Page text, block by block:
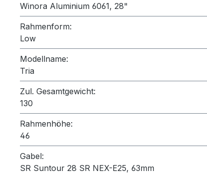
Winora Aluminium 6061, 28"
Rahmenform:
Low
Modellname:
Tria
Zul. Gesamtgewicht:
130
Rahmenhöhe:
46
Gabel:
SR Suntour 28 SR NEX-E25, 63mm